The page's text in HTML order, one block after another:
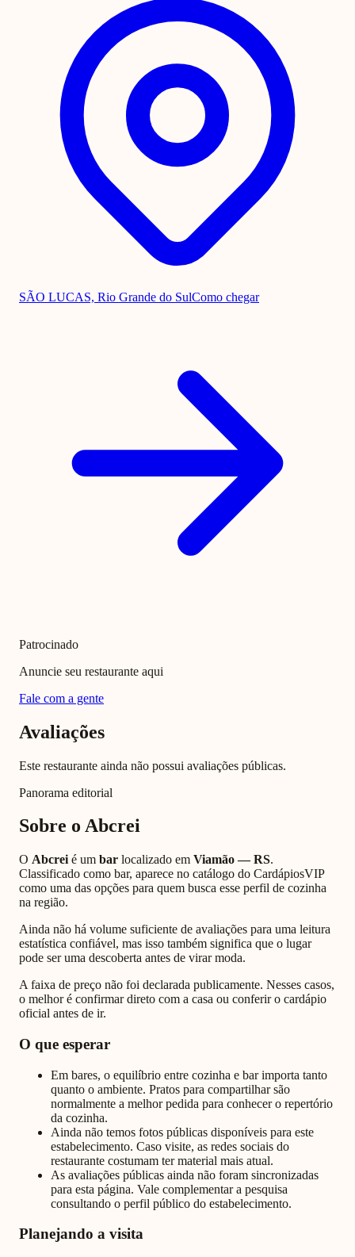
SÃO LUCAS, Rio Grande do SulComo chegar
Patrocinado
Anuncie seu restaurante aqui
Fale com a gente
Avaliações
Este restaurante ainda não possui avaliações públicas.
Panorama editorial
Sobre o Abcrei
O Abcrei é um bar localizado em Viamão—RS.
Classificado como bar, aparece no catálogo do CardápiosVIP
como uma das opções para quem busca esse perfil de cozinha
na região.
Ainda não há volume suficiente de avaliações para uma leitura
estatística confiável, mas isso também significa que o lugar
pode ser uma descoberta antes de virar moda.
A faixa de preço não foi declarada publicamente. Nesses casos,
o melhor é confirmar direto com a casa ou conferir o cardápio
oficial antes de ir.
O que esperar
Em bares, o equilíbrio entre cozinha e bar importa tanto
quanto o ambiente. Pratos para compartilhar são
normalmente a melhor pedida para conhecer o repertório
da cozinha.
Ainda não temos fotos públicas disponíveis para este
estabelecimento. Caso visite, as redes sociais do
restaurante costumam ter material mais atual.
As avaliações públicas ainda não foram sincronizadas
para esta página. Vale complementar a pesquisa
consultando o perfil público do estabelecimento.
Planejando a visita